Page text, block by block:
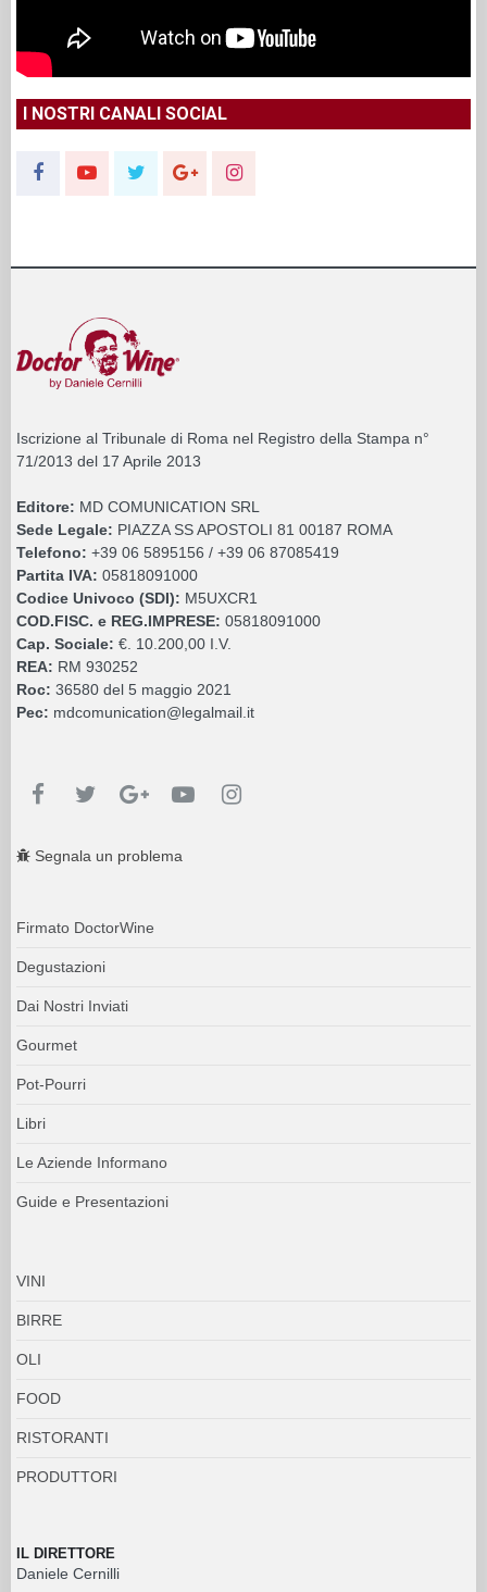
I NOSTRI CANALI SOCIAL
Iscrizione al Tribunale di Roma nel Registro della Stampa n°
71/2013 del 17 Aprile 2013
Editore: MD COMUNICATION SRL
Sede Legale: PIAZZA SS APOSTOLI 81 00187 ROMA
Telefono: +39 06 5895156 / +39 06 87085419
Partita IVA: 05818091000
Codice Univoco (SDI): M5UXCR1
COD.FISC. e REG.IMPRESE: 05818091000
Cap. Sociale: €. 10.200,00 I.V.
REA: RM 930252
Roc: 36580 del 5 maggio 2021
Pec: mdcomunication@legalmail.it
Segnala un problema
Firmato DoctorWine
Degustazioni
Dai Nostri Inviati
Gourmet
Pot-Pourri
Libri
Le Aziende Informano
Guide e Presentazioni
VINI
BIRRE
OLI
FOOD
RISTORANTI
PRODUTTORI
IL DIRETTORE
Daniele Cernilli